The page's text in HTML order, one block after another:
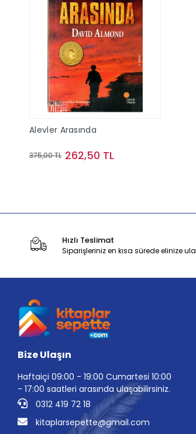
Alevler Arasında
375,00 TL 262,50 TL
Hızlı Teslimat
Siparişleriniz en kısa sürede elinize
Bize Ulaşın
Haftaiçi 09:00 - 19:00 Cumartesi 10:00
- 17:00 saatleri arasında ulaşabilirsiniz.
0312 419 72 18
kitaplarsepette@gmail.com